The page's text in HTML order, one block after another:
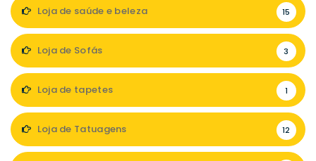
Loja de saúde e beleza 15
Loja de Sofás 3
Loja de tapetes 1
Loja de Tatuagens 12